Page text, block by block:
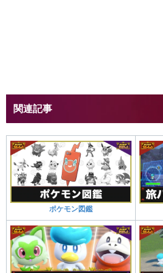
関連記事
ポケモン図鑑